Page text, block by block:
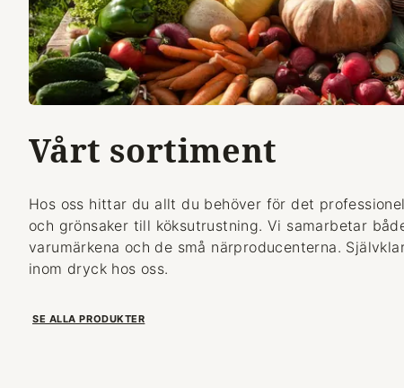
Vårt sortiment
Hos oss hittar du allt du behöver för det
och grönsaker till köksutrustning. Vi samarbetar
varumärkena och de små närproducenterna.
inom dryck hos oss.
SE ALLA PRODUKTER